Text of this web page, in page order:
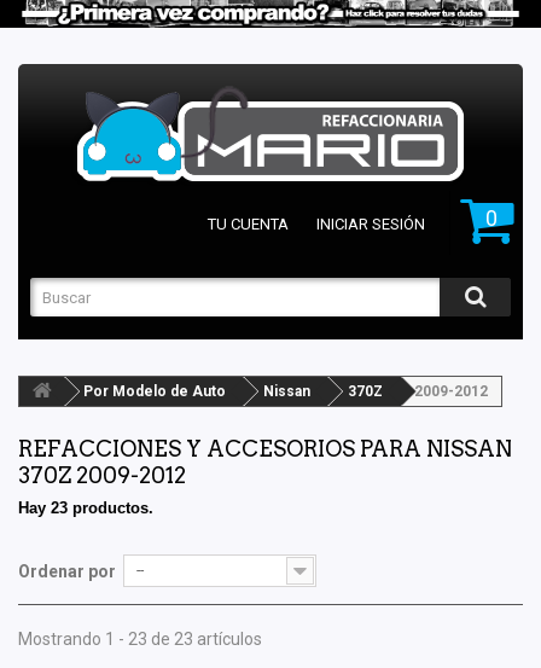
0
TU CUENTA INICIAR SESIÓN
Por Modelo de Auto Nissan 370Z 2009-2012
REFACCIONES Y ACCESORIOS PARA NISSAN
370Z 2009-2012
Hay 23 productos.
Ordenar por --
Mostrando 1 - 23 de 23 artículos